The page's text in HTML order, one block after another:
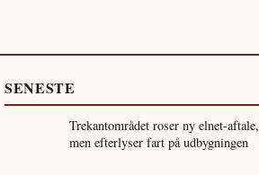
SENESTE
Trekantområdet roser ny elnet-aftale,
men efterlyser fart på udbygningen